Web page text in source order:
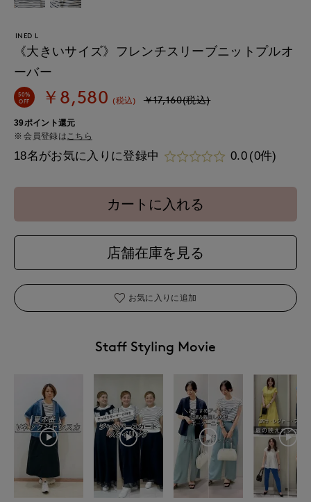
INED L
《大きいサイズ》フレンチスリーブニットプルオ
ーバー
50%
OFF
￥8,580 (税込) ￥17,160(税込)
39ポイント還元
会員登録は こちら
18名がお気に入りに登録中 0.0 (0件)
カートに入れる
店舗在庫を見る
お気に入りに追加
Staff Styling Movie